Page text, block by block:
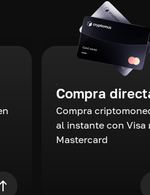
Compra
Compra
al instante con Visa
Mastercard